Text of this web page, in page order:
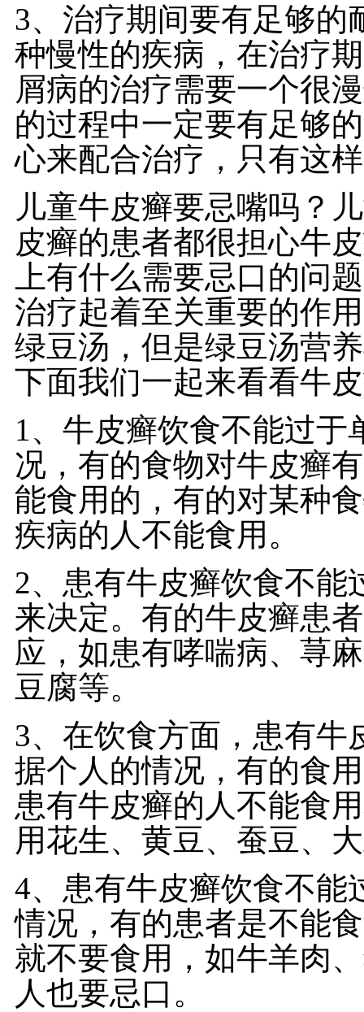
3、治疗期间要有足够的
种慢性的疾病，在治疗
屑病的治疗需要一个很
的过程中一定要有足够
心来配合治疗，只有这
儿童牛皮癣要忌嘴吗？
皮癣的患者都很担心牛
上有什么需要忌口的问
治疗起着至关重要的作
绿豆汤，但是绿豆汤营
下面我们一起来看看牛
1、牛皮癣饮食不能过
况，有的食物对牛皮癣
能食用的，有的对某种
疾病的人不能食用。
2、患有牛皮癣饮食不能
来决定。有的牛皮癣患
应，如患有哮喘病、荨
豆腐等。
3、在饮食方面，患有牛
据个人的情况，有的食
患有牛皮癣的人不能食
用花生、黄豆、蚕豆、
4、患有牛皮癣饮食不能
情况，有的患者是不能
就不要食用，如牛羊肉
人也要忌口。